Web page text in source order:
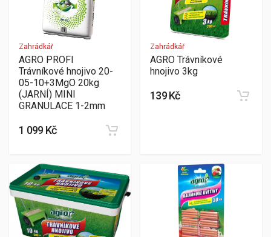
Zahrádkář
AGRO PROFI
Trávníkové hnojivo 20-
05-10+3MgO 20kg
(JARNÍ) MINI
GRANULACE 1-2mm
1 099 Kč
Zahrádkář
AGRO Trávníkové
hnojivo 3kg
139 Kč